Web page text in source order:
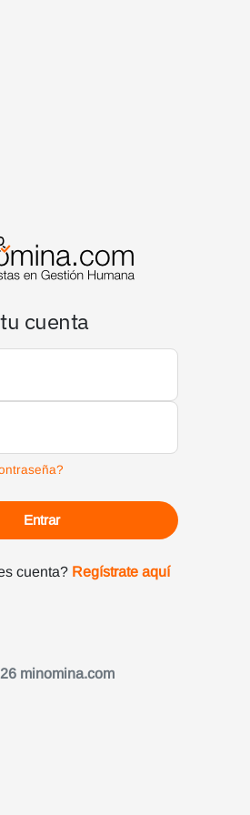
cuenta
Entrar
cuenta? Regístrate aquí
minomina.com